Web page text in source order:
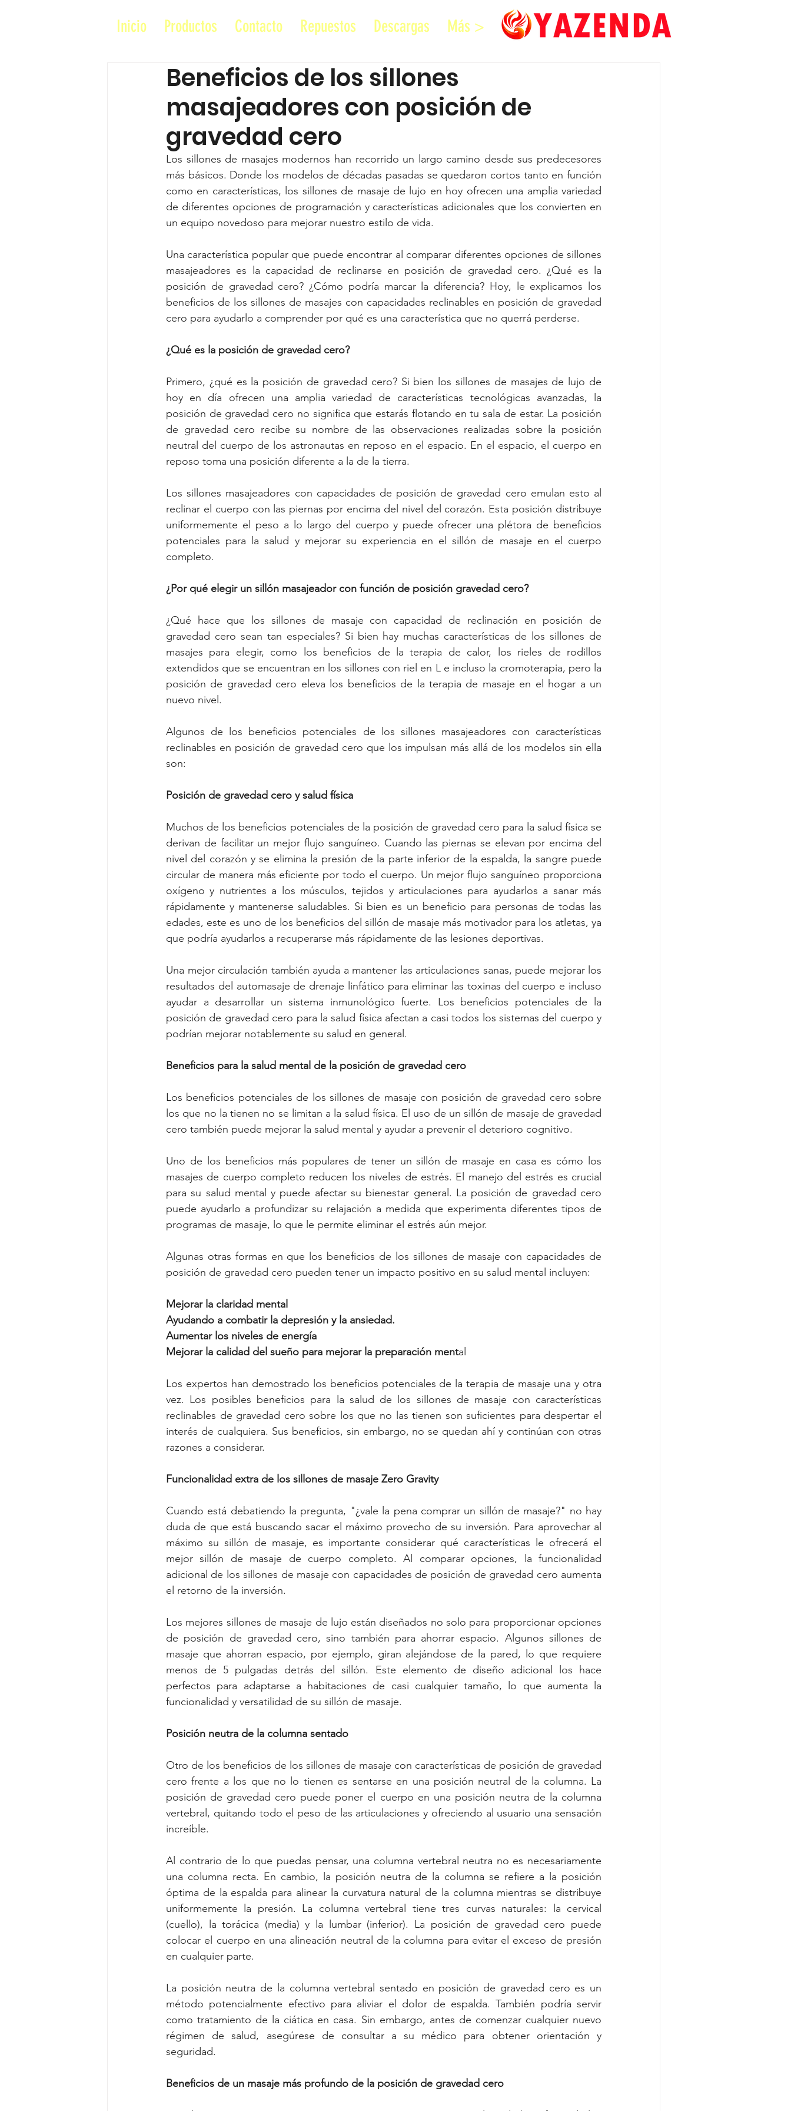
Inicio Productos Contacto Repuestos Descargas Más >
Beneficios de los sillones
masajeadores con posición de
gravedad cero
Los sillones de masajes modernos han recorrido un largo camino desde sus predecesores
más básicos. Donde los modelos de décadas pasadas se quedaron cortos tanto en función
como en características, los sillones de masaje de lujo en hoy ofrecen una amplia variedad
de diferentes opciones de programación y características adicionales que los convierten en
un equipo novedoso para mejorar nuestro estilo de vida.
Una característica popular que puede encontrar al comparar diferentes opciones de sillones
masajeadores es la capacidad de reclinarse en posición de gravedad cero. ¿Qué es la
posición de gravedad cero? ¿Cómo podría marcar la diferencia? Hoy, le explicamos los
beneficios de los sillones de masajes con capacidades reclinables en posición de gravedad
cero para ayudarlo a comprender por qué es una característica que no querrá perderse.
¿Qué es la posición de gravedad cero?
Primero, ¿qué es la posición de gravedad cero? Si bien los sillones de masajes de lujo de
hoy en día ofrecen una amplia variedad de características tecnológicas avanzadas, la
posición de gravedad cero no significa que estarás flotando en tu sala de estar. La posición
de gravedad cero recibe su nombre de las observaciones realizadas sobre la posición
neutral del cuerpo de los astronautas en reposo en el espacio. En el espacio, el cuerpo en
reposo toma una posición diferente a la de la tierra.
Los sillones masajeadores con capacidades de posición de gravedad cero emulan esto al
reclinar el cuerpo con las piernas por encima del nivel del corazón. Esta posición distribuye
uniformemente el peso a lo largo del cuerpo y puede ofrecer una plétora de beneficios
potenciales para la salud y mejorar su experiencia en el sillón de masaje en el cuerpo
completo.
¿Por qué elegir un sillón masajeador con función de posición gravedad cero?
¿Qué hace que los sillones de masaje con capacidad de reclinación en posición de
gravedad cero sean tan especiales? Si bien hay muchas características de los sillones de
masajes para elegir, como los beneficios de la terapia de calor, los rieles de rodillos
extendidos que se encuentran en los sillones con riel en L e incluso la cromoterapia, pero la
posición de gravedad cero eleva los beneficios de la terapia de masaje en el hogar a un
nuevo nivel.
Algunos de los beneficios potenciales de los sillones masajeadores con características
reclinables en posición de gravedad cero que los impulsan más allá de los modelos sin ella
son:
Posición de gravedad cero y salud física
Muchos de los beneficios potenciales de la posición de gravedad cero para la salud física se
derivan de facilitar un mejor flujo sanguíneo. Cuando las piernas se elevan por encima del
nivel del corazón y se elimina la presión de la parte inferior de la espalda, la sangre puede
circular de manera más eficiente por todo el cuerpo. Un mejor flujo sanguíneo proporciona
oxígeno y nutrientes a los músculos, tejidos y articulaciones para ayudarlos a sanar más
rápidamente y mantenerse saludables. Si bien es un beneficio para personas de todas las
edades, este es uno de los beneficios del sillón de masaje más motivador para los atletas, ya
que podría ayudarlos a recuperarse más rápidamente de las lesiones deportivas.
Una mejor circulación también ayuda a mantener las articulaciones sanas, puede mejorar los
resultados del automasaje de drenaje linfático para eliminar las toxinas del cuerpo e incluso
ayudar a desarrollar un sistema inmunológico fuerte. Los beneficios potenciales de la
posición de gravedad cero para la salud física afectan a casi todos los sistemas del cuerpo y
podrían mejorar notablemente su salud en general.
Beneficios para la salud mental de la posición de gravedad cero
Los beneficios potenciales de los sillones de masaje con posición de gravedad cero sobre
los que no la tienen no se limitan a la salud física. El uso de un sillón de masaje de gravedad
cero también puede mejorar la salud mental y ayudar a prevenir el deterioro cognitivo.
Uno de los beneficios más populares de tener un sillón de masaje en casa es cómo los
masajes de cuerpo completo reducen los niveles de estrés. El manejo del estrés es crucial
para su salud mental y puede afectar su bienestar general. La posición de gravedad cero
puede ayudarlo a profundizar su relajación a medida que experimenta diferentes tipos de
programas de masaje, lo que le permite eliminar el estrés aún mejor.
Algunas otras formas en que los beneficios de los sillones de masaje con capacidades de
posición de gravedad cero pueden tener un impacto positivo en su salud mental incluyen:
Mejorar la claridad mental
Ayudando a combatir la depresión y la ansiedad.
Aumentar los niveles de energía
Mejorar la calidad del sueño para mejorar la preparación mental
Los expertos han demostrado los beneficios potenciales de la terapia de masaje una y otra
vez. Los posibles beneficios para la salud de los sillones de masaje con características
reclinables de gravedad cero sobre los que no las tienen son suficientes para despertar el
interés de cualquiera. Sus beneficios, sin embargo, no se quedan ahí y continúan con otras
razones a considerar.
Funcionalidad extra de los sillones de masaje Zero Gravity
Cuando está debatiendo la pregunta, "¿vale la pena comprar un sillón de masaje?" no hay
duda de que está buscando sacar el máximo provecho de su inversión. Para aprovechar al
máximo su sillón de masaje, es importante considerar qué características le ofrecerá el
mejor sillón de masaje de cuerpo completo. Al comparar opciones, la funcionalidad
adicional de los sillones de masaje con capacidades de posición de gravedad cero aumenta
el retorno de la inversión.
Los mejores sillones de masaje de lujo están diseñados no solo para proporcionar opciones
de posición de gravedad cero, sino también para ahorrar espacio. Algunos sillones de
masaje que ahorran espacio, por ejemplo, giran alejándose de la pared, lo que requiere
menos de 5 pulgadas detrás del sillón. Este elemento de diseño adicional los hace
perfectos para adaptarse a habitaciones de casi cualquier tamaño, lo que aumenta la
funcionalidad y versatilidad de su sillón de masaje.
Posición neutra de la columna sentado
Otro de los beneficios de los sillones de masaje con características de posición de gravedad
cero frente a los que no lo tienen es sentarse en una posición neutral de la columna. La
posición de gravedad cero puede poner el cuerpo en una posición neutra de la columna
vertebral, quitando todo el peso de las articulaciones y ofreciendo al usuario una sensación
increíble.
Al contrario de lo que puedas pensar, una columna vertebral neutra no es necesariamente
una columna recta. En cambio, la posición neutra de la columna se refiere a la posición
óptima de la espalda para alinear la curvatura natural de la columna mientras se distribuye
uniformemente la presión. La columna vertebral tiene tres curvas naturales: la cervical
(cuello), la torácica (media) y la lumbar (inferior). La posición de gravedad cero puede
colocar el cuerpo en una alineación neutral de la columna para evitar el exceso de presión
en cualquier parte.
La posición neutra de la columna vertebral sentado en posición de gravedad cero es un
método potencialmente efectivo para aliviar el dolor de espalda. También podría servir
como tratamiento de la ciática en casa. Sin embargo, antes de comenzar cualquier nuevo
régimen de salud, asegúrese de consultar a su médico para obtener orientación y
seguridad.
Beneficios de un masaje más profundo de la posición de gravedad cero